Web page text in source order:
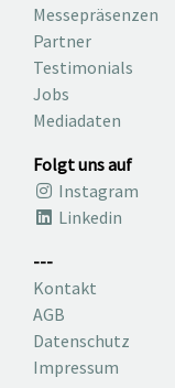
Messepräsenzen
Partner
Testimonials
Jobs
Mediadaten
Folgt uns auf
Instagram
Linkedin
---
Kontakt
AGB
Datenschutz
Impressum